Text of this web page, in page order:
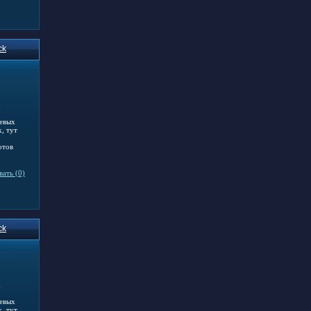
тут
(0)